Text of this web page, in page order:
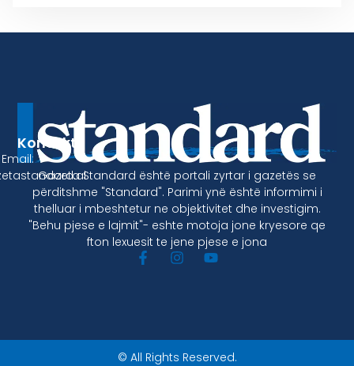
Gazeta Standard është portali zyrtar i gazetës se
përditshme "Standard". Parimi ynë është informimi i
thelluar i mbeshtetur ne objektivitet dhe investigim.
"Behu pjese e lajmit"- eshte motoja jone kryesore qe
fton lexuesit te jene pjese e jona
Kontakt
Email:
© All Rights Reserved.